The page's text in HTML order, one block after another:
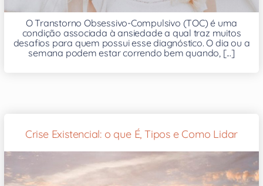
O Transtorno Obsessivo-Compulsivo (TOC) é uma
condição associada à ansiedade a qual traz muitos
desafios para quem possui esse diagnóstico. O dia ou a
semana podem estar correndo bem quando, [...]
Crise Existencial: o que É, Tipos e Como Lidar